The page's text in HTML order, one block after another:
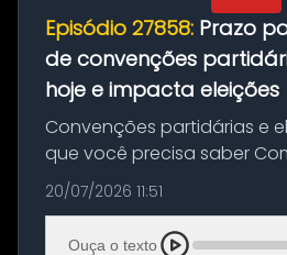
Episódio 27858: Prazo
de convenções
hoje e impacta eleições
Convenções partidárias e
que você precisa saber
segunda-feira e vai até 5
para que partidos políticos
partidárias realizem suas
20/07/2026 11:51
Ouça o texto